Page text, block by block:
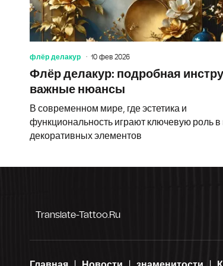
флёр делакур 10 фев 2026
Флёр делакур: подробная
важные нюансы
В современном мире, где эстетика и
функциональность играют ключевую роль
декоративных элементов
Translate-Tattoo.ru